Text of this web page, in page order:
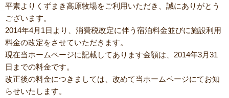
平素よりくずまき高原牧場をご利用いただき、誠にありがとう
ございます。
2014年4月1日より、消費税改定に伴う宿泊料金並びに施設利用
料金の改定をさせていただきます。
現在当ホームページに記載してあります金額は、2014年3月31
日までの料金です。
改正後の料金につきましては、改めて当ホームページにてお知
らせいたします。